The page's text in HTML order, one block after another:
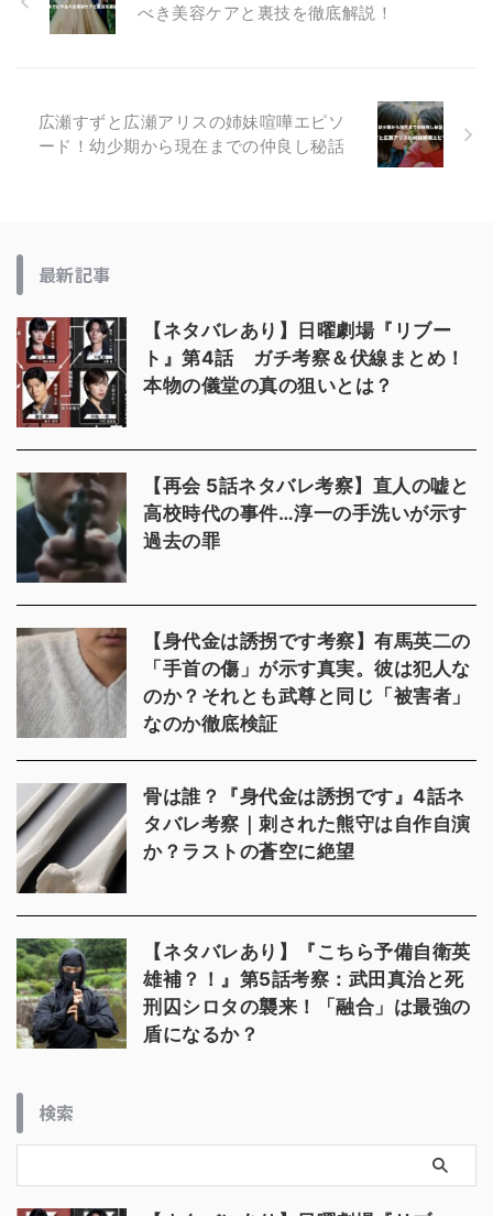
べき美容ケアと裏技を徹底解説！
広瀬すずと広瀬アリスの姉妹喧嘩エピソ
ード！幼少期から現在までの仲良し秘話
最新記事
【ネタバレあり】日曜劇場『リブー
ト』第4話 ガチ考察＆伏線まとめ！
本物の儀堂の真の狙いとは？
【再会 5話ネタバレ考察】直人の嘘と
高校時代の事件…淳一の手洗いが示す
過去の罪
【身代金は誘拐です考察】有馬英二の
「手首の傷」が示す真実。彼は犯人な
のか？それとも武尊と同じ「被害者」
なのか徹底検証
骨は誰？『身代金は誘拐です』4話ネ
タバレ考察｜刺された熊守は自作自演
か？ラストの蒼空に絶望
【ネタバレあり】『こちら予備自衛英
雄補？！』第5話考察：武田真治と死
刑囚シロタの襲来！「融合」は最強の
盾になるか？
検索